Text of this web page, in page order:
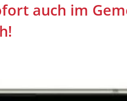
auch im